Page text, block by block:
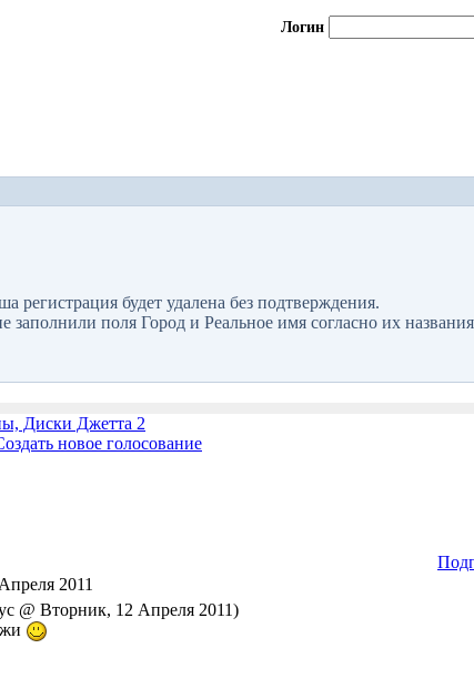
Логин
будет удалена без подтверждения.
поля Город и Реальное имя согласно их
Диски Джетта 2
2011
@ Вторник, 12 Апреля 2011)